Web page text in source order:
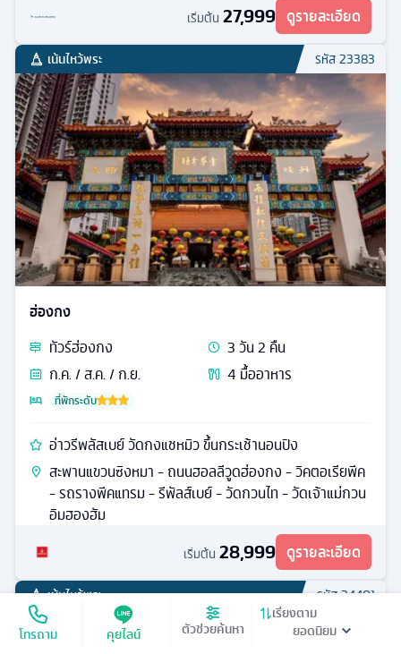
โทรถาม คุยไลน์ ตัวช่วยค้นหา
เรียงตาม
เริ่มต้น 27,999 ดูรายละเอียด
เน้นไหว้พระ รหัส23383
ฮ่องกง
ทัวร์ฮ่องกง 3วัน2 คืน
ก.ค. / ส.ค. / ก.ย.
4 มื้ออาหาร
ที่พักระดับ
อ่าวรีพลัสเบย์ วัดกงแชหมิว ขึ้นกระเช้านอนปิง
สะพานแขวนซิงหมา - ถนนฮอลลีวูดฮ่องกง - วิคตอเรียพีค
- รถรางพีคแทรม - รีพัลส์เบย์ - วัดกวนไท - วัดเจ้าแม่กวน
อิมฮองฮัม
เริ่มต้น 28,999 ดูรายละเอียด
เน้นไหว้พระ รหัส24401